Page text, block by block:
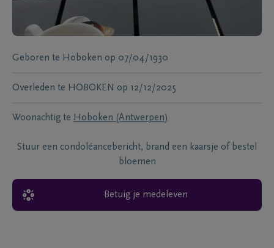
Geboren te Hoboken op 07/04/1930
Overleden te HOBOKEN op 12/12/2025
Woonachtig te Hoboken (Antwerpen)
Stuur een condoléancebericht, brand een kaarsje of bestel
bloemen
Betuig je medeleven